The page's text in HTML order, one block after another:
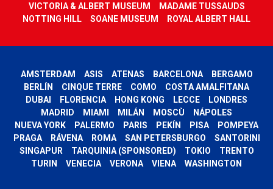
VICTORIA & ALBERT MUSEUM
MADAME TUSSAUDS
NOTTING HILL
SOANE MUSEUM ROYAL ALBERT HALL
AMSTERDAM ASIS ATENAS BARCELONA
BERGAMO
BERLÍN
CINQUE TERRE COMO
COSTA AMALFITANA
DUBAI
FLORENCIA HONG KONG LECCE
LONDRES
MADRID
MIAMI MILÁN MOSCÙ
NÁPOLES
NUEVA YORK
PALERMO PARIS PEKÍN PISA
POMPEYA
PRAGA
RÁVENA ROMA SAN PETERSBURGO
SANTORINI
SINGAPUR
TARQUINIA (SPONSORED) TOKIO
TRENTO
TURIN
VENECIA VERONA VIENA WASHINGTON